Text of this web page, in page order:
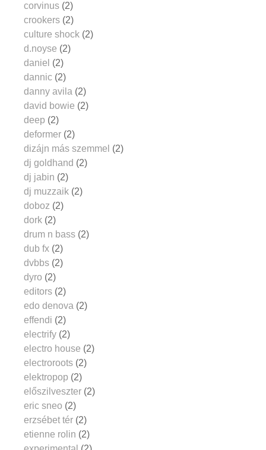
corvinus (2)
crookers (2)
culture shock (2)
d.noyse (2)
daniel (2)
dannic (2)
danny avila (2)
david bowie (2)
deep (2)
deformer (2)
dizájn más szemmel (2)
dj goldhand (2)
dj jabin (2)
dj muzzaik (2)
doboz (2)
dork (2)
drum n bass (2)
dub fx (2)
dvbbs (2)
dyro (2)
editors (2)
edo denova (2)
effendi (2)
electrify (2)
electro house (2)
electroroots (2)
elektropop (2)
előszilveszter (2)
eric sneo (2)
erzsébet tér (2)
etienne rolin (2)